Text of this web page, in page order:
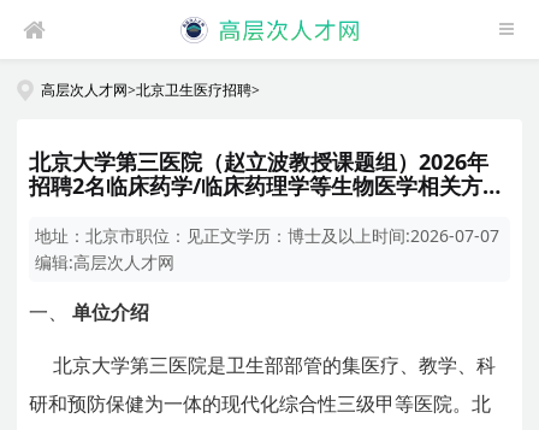
高层次人才网>北京卫生医疗招聘>
北京大学第三医院（赵立波教授课题组）2026年
招聘2名临床药学/临床药理学等生物医学相关方向
地址：北京市职位： 见正文学历：博士及以上时间:2026-07-07
编辑:高层次人才网
一、单位介绍
北京大学第三医院是卫生部部管的集医疗、教学、科
研和预防保健为一体的现代化综合性三级甲等医院。北